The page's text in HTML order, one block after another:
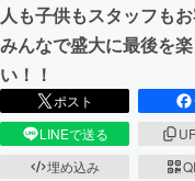
人も子供もスタッフも
みんなで盛大に最後を
い！！
ポスト
LINEで送る
埋め込み